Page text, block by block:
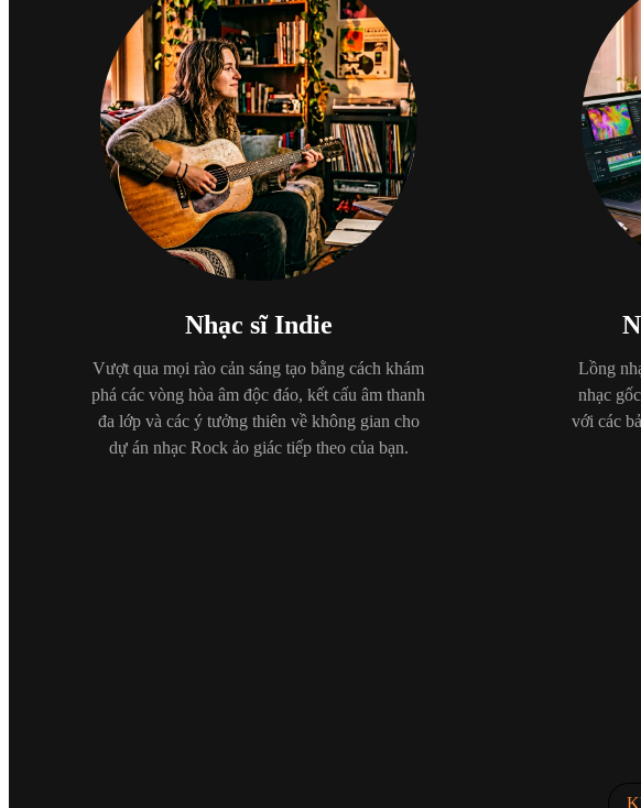
Nhạc sĩ Indie
Vượt qua mọi rào cản sáng tạo bằng cách khám
phá các vòng hòa âm độc đáo, kết cấu âm thanh
đa lớp và các ý tưởng thiên về không gian cho
dự án nhạc Rock ảo giác tiếp theo của bạn.
Lồng
nhạc
với các